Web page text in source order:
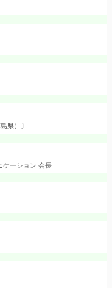
県）〕
ケーション 会長